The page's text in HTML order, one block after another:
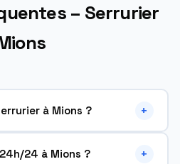
– Serrurier
à Mions ? +
de porte à partir de 69€.
à partir de 89€. Devis gratuit
24 à Mions ? +